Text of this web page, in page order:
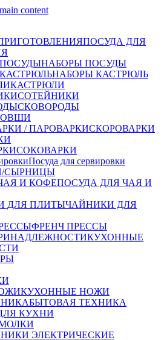
content
ПОСУДА ДЛЯ
НАБОРЫ ПОСУДЫ
НАБОРЫ КАСТРЮЛЬ
КАСТРЮЛИ
СОТЕЙНИКИ
СКОВОРОДЫ
СКОРОВАРКИ
СОКОВАРКИ
Посуда для сервировки
СЫРНИЦЫ
ПОСУДА ДЛЯ ЧАЯ И
ЧАЙНИКИ ДЛЯ
ФРЕНЧ ПРЕССЫ
КУХОННЫЕ
КУХОННЫЕ НОЖИ
БЫТОВАЯ ТЕХНИКА
КУХНИ